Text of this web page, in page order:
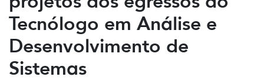
Tecnólogo em Análise e
Desenvolvimento de
Sistemas